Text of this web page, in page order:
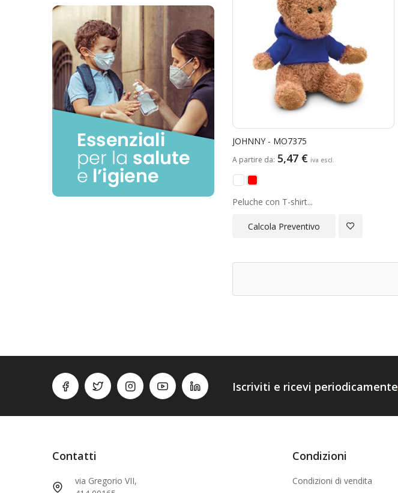
JOHNNY - MO7375
A partire da 5,47 €
Peluche con T-shirt...
Calcola Preventivo Aggiungi
Desideri
Iscriviti e ricevi periodicamente
Contatti
via Gregorio VII,
Condizioni
Condizioni di vendita